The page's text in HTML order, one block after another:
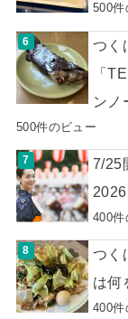
500件
つく
「
ンノ
500件のビュー
7/25
400件
つく
は何
400件